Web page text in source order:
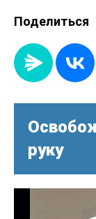
Поделиться
руку